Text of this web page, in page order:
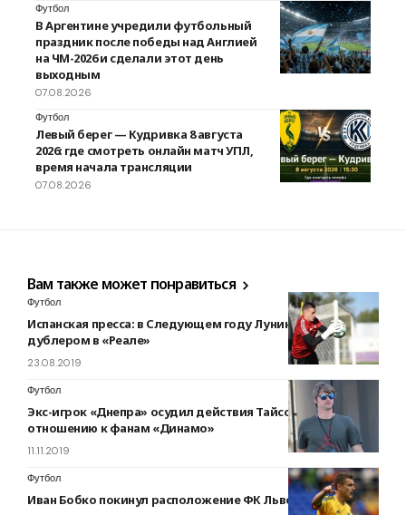
Футбол
В Аргентине учредили футбольный
праздник после победы над Англией
на ЧМ-2026 и сделали этот день
выходным
07.08.2026
Футбол
Левый берег — Кудривка 8 августа
2026: где смотреть онлайн матч УПЛ,
время начала трансляции
07.08.2026
Вам также может понравиться
Футбол
Испанская пресса: в Следующем году Лунин станет
дублером в «Реале»
23.08.2019
Футбол
Экс-игрок «Днепра» осудил действия Тайсона по
отношению к фанам «Динамо»
11.11.2019
Футбол
Иван Бобко покинул расположение ФК Львов